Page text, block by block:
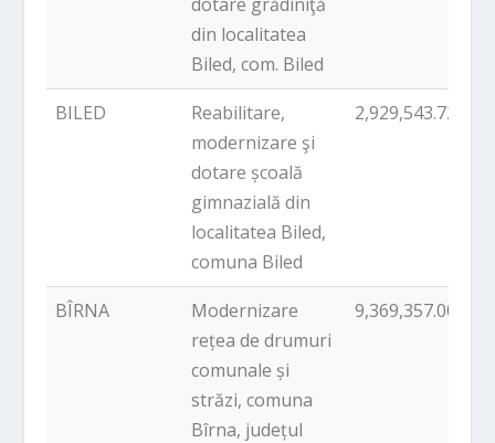
din localitatea
Biled, com. Biled
BILED
Reabilitare,
modernizare şi
dotare școală
gimnazială din
localitatea Biled,
comuna Biled
2,929,543.72
BÎRNA
Modernizare
rețea de drumuri
comunale și
străzi, comuna
Bîrna, județul
9,369,357.00